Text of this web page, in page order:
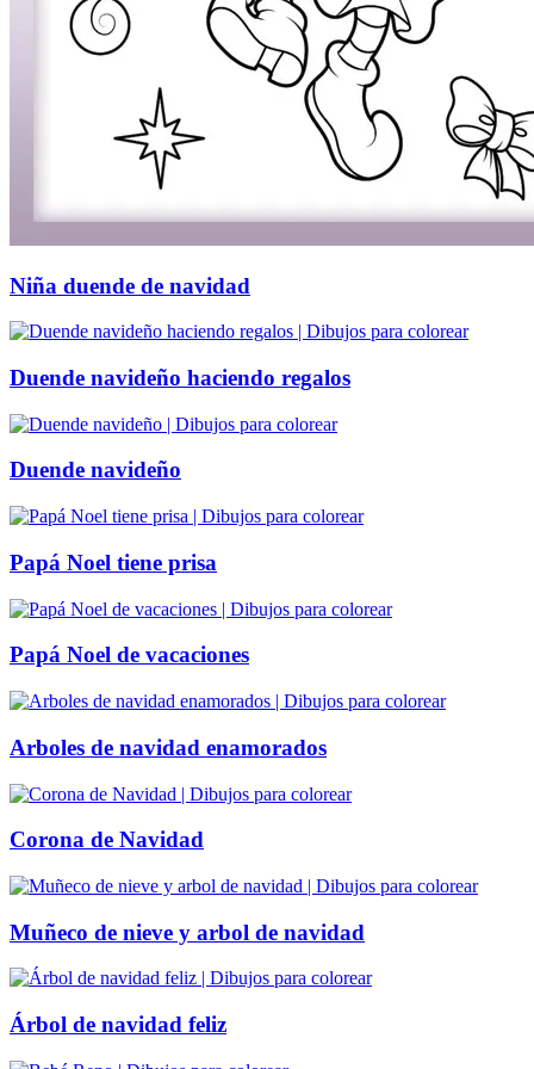
Niña duende de navidad
Duende navideño haciendo regalos
Duende navideño
Papá Noel tiene prisa
Papá Noel de vacaciones
Arboles de navidad enamorados
Corona de Navidad
Muñeco de nieve y arbol de navidad
Árbol de navidad feliz